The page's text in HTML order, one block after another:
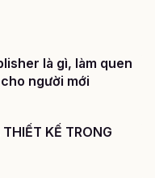
là gì, làm quen
người mới
KẾ TRONG